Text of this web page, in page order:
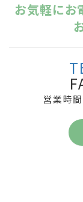
お気軽にお
営業時